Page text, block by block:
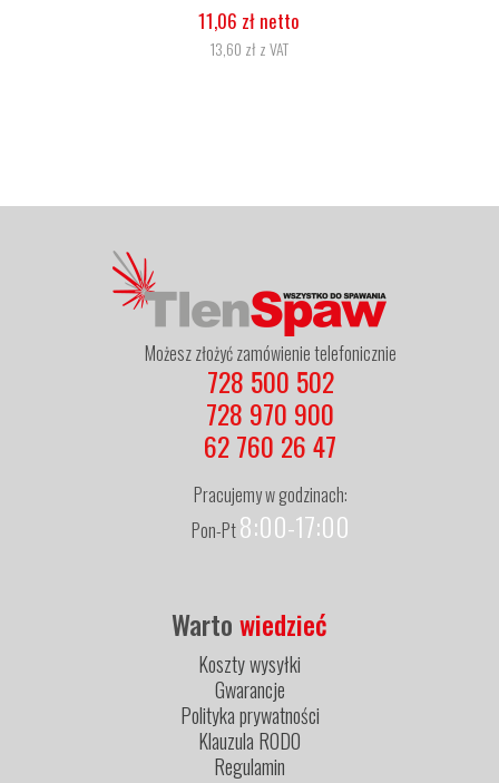
5,07 zł netto
6,24 zł z VAT
Możesz złożyć zamówienie telefonicznie
728 500 502
728 970 900
62 760 26 47
Pracujemy w godzinach:
Pon-Pt8:00-17:00
Wartowiedzieć
Koszty wysyłki
Gwarancje
Polityka prywatności
Klauzula RODO
Regulamin